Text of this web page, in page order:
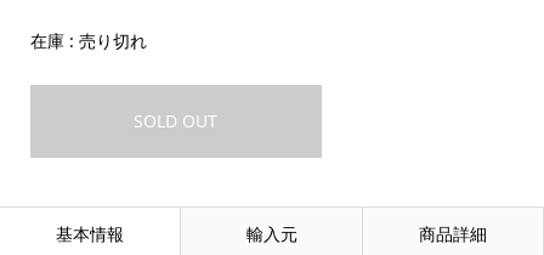
在庫 : 売り切れ
SOLD OUT
基本情報 輸入元 商品詳細